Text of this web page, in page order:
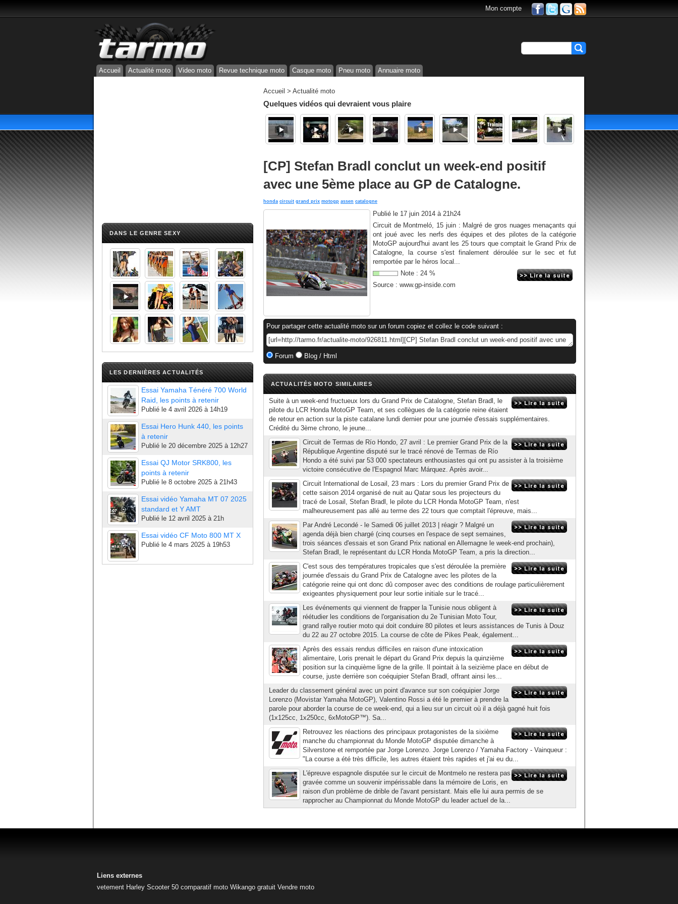
Mon compte
Accueil Actualité moto Video moto Revue technique moto Casque moto Pneu moto Annuaire moto
DANS LE GENRE SEXY
LES DERNIÈRES ACTUALITÉS
Essai Yamaha Ténéré 700 World
Raid, les points à retenir
Publié le 4 avril 2026 à 14h19
Essai Hero Hunk 440, les points
à retenir
Publié le 20 décembre 2025 à 12h27
Essai QJ Motor SRK800, les
points à retenir
Publié le 8 octobre 2025 à 21h43
Essai vidéo Yamaha MT 07 2025
standard et Y AMT
Publié le 12 avril 2025 à 21h
Essai vidéo CF Moto 800 MT X
Publié le 4 mars 2025 à 19h53
Accueil > Actualité moto
Quelques vidéos qui devraient vous plaire
[CP] Stefan Bradl conclut un week-end positif
avec une 5ème place au GP de Catalogne.
honda circuit grand prix motogp assen catalogne
Publié le 17 juin 2014 à 21h24
Circuit de Montmeló, 15 juin : Malgré de gros nuages menaçants qui
ont joué avec les nerfs des équipes et des pilotes de la catégorie
MotoGP aujourd'hui avant les 25 tours que comptait le Grand Prix de
Catalogne, la course s'est finalement déroulée sur le sec et fut
remportée par le héros local...
Note : 24 %
Source : www.gp-inside.com
Pour partager cette actualité moto sur un forum copiez et collez le code suivant :
Forum Blog / Html
ACTUALITÉS MOTO SIMILAIRES
Suite à un week-end fructueux lors du Grand Prix de Catalogne, Stefan Bradl, le
pilote du LCR Honda MotoGP Team, et ses collègues de la catégorie reine étaient
de retour en action sur la piste catalane lundi dernier pour une journée d'essais supplémentaires.
Crédité du 3ème chrono, le jeune...
Circuit de Termas de Río Hondo, 27 avril : Le premier Grand Prix de la
République Argentine disputé sur le tracé rénové de Termas de Río
Hondo a été suivi par 53 000 spectateurs enthousiastes qui ont pu assister à la troisième
victoire consécutive de l'Espagnol Marc Márquez. Après avoir...
Circuit International de Losail, 23 mars : Lors du premier Grand Prix de
cette saison 2014 organisé de nuit au Qatar sous les projecteurs du
tracé de Losail, Stefan Bradl, le pilote du LCR Honda MotoGP Team, n'est
malheureusement pas allé au terme des 22 tours que comptait l'épreuve, mais...
Par André Lecondé - le Samedi 06 juillet 2013 | réagir ? Malgré un
agenda déjà bien chargé (cinq courses en l'espace de sept semaines,
trois séances d'essais et son Grand Prix national en Allemagne le week-end prochain),
Stefan Bradl, le représentant du LCR Honda MotoGP Team, a pris la direction...
C'est sous des températures tropicales que s'est déroulée la première
journée d'essais du Grand Prix de Catalogne avec les pilotes de la
catégorie reine qui ont donc dû composer avec des conditions de roulage particulièrement
exigeantes physiquement pour leur sortie initiale sur le tracé...
Les événements qui viennent de frapper la Tunisie nous obligent à
réétudier les conditions de l'organisation du 2e Tunisian Moto Tour,
grand rallye routier moto qui doit conduire 80 pilotes et leurs assistances de Tunis à Douz
du 22 au 27 octobre 2015. La course de côte de Pikes Peak, également...
Après des essais rendus difficiles en raison d'une intoxication
alimentaire, Loris prenait le départ du Grand Prix depuis la quinzième
position sur la cinquième ligne de la grille. Il pointait à la seizième place en début de
course, juste derrière son coéquipier Stefan Bradl, offrant ainsi les...
Leader du classement général avec un point d'avance sur son coéquipier Jorge
Lorenzo (Movistar Yamaha MotoGP), Valentino Rossi a été le premier à prendre la
parole pour aborder la course de ce week-end, qui a lieu sur un circuit où il a déjà gagné huit fois
(1x125cc, 1x250cc, 6xMotoGP™). Sa...
Retrouvez les réactions des principaux protagonistes de la sixième
manche du championnat du Monde MotoGP disputée dimanche à
Silverstone et remportée par Jorge Lorenzo. Jorge Lorenzo / Yamaha Factory - Vainqueur :
"La course a été très difficile, les autres étaient très rapides et j'ai eu du...
L'épreuve espagnole disputée sur le circuit de Montmelo ne restera pas
gravée comme un souvenir impérissable dans la mémoire de Loris, en
raison d'un problème de drible de l'avant persistant. Mais elle lui aura permis de se
rapprocher au Championnat du Monde MotoGP du leader actuel de la...
Liens externes
vetement Harley Scooter 50 comparatif moto Wikango gratuit Vendre moto